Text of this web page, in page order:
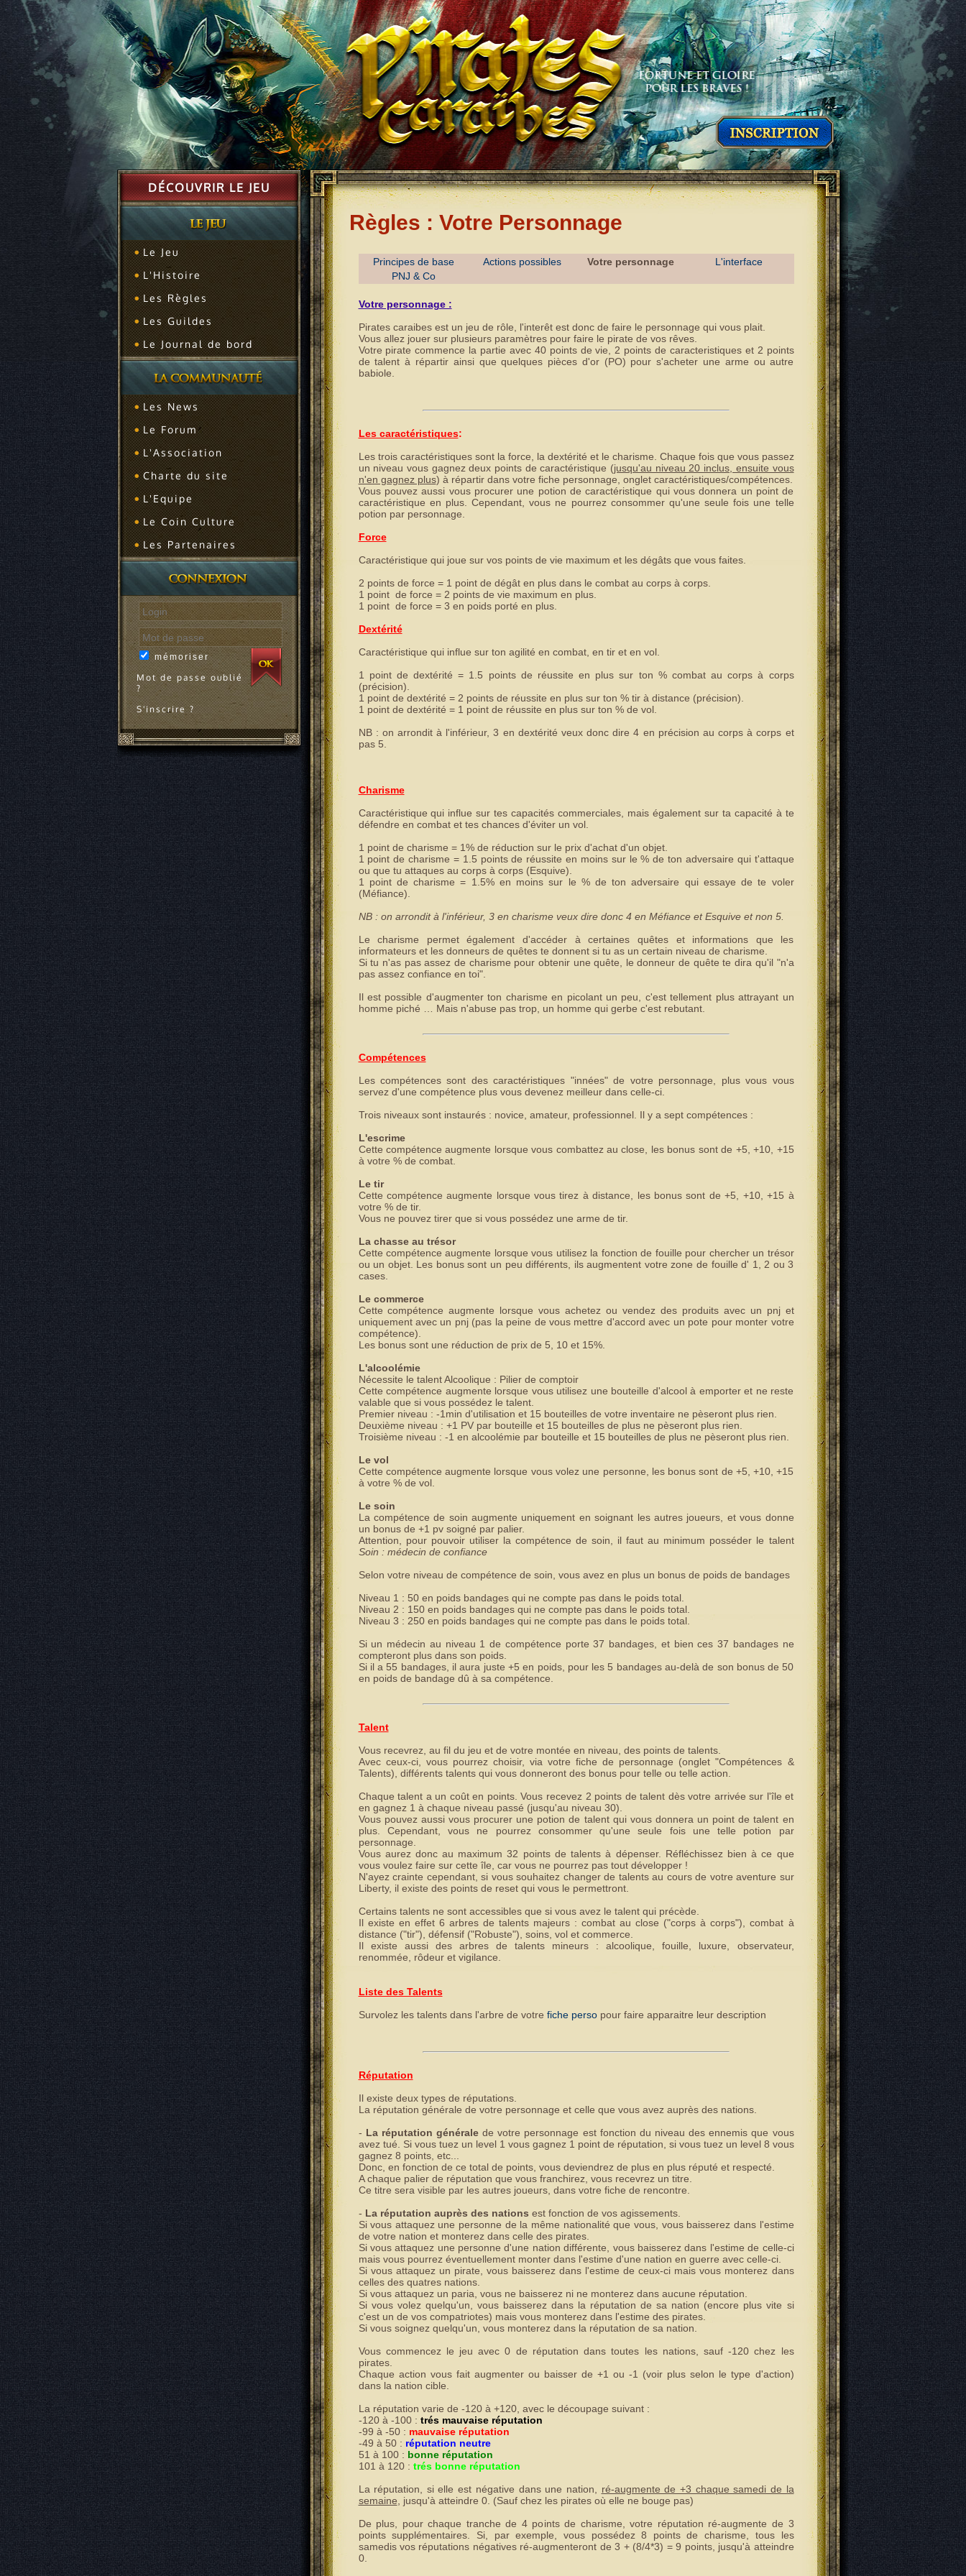
DÉCOUVRIR LE JEU
Le Jeu
L'Histoire
Les Règles
Les Guildes
Le Journal de bord
Les News
Le Forum
L'Association
Charte du site
L'Equipe
Le Coin Culture
Les Partenaires
mémoriser
Mot de passe oublié
?
S'inscrire ?
Règles : Votre Personnage
Principes de base Actions possibles Votre personnage
L'interface
PNJ & Co
Votre personnage :
Pirates caraibes est un jeu de rôle, l'interêt est donc de faire le personnage qui vous plait.
Vous allez jouer sur plusieurs paramètres pour faire le pirate de vos rêves.
Votre pirate commence la partie avec 40 points de vie, 2 points de caracteristiques et 2 points
de talent à répartir ainsi que quelques pièces d'or (PO) pour s'acheter une arme ou autre
babiole.
Les caractéristiques:
Les trois caractéristiques sont la force, la dextérité et le charisme. Chaque fois que vous passez
un niveau vous gagnez deux points de caractéristique (jusqu'au niveau 20 inclus, ensuite vous
n'en gagnez plus) à répartir dans votre fiche personnage, onglet caractéristiques/compétences.
Vous pouvez aussi vous procurer une potion de caractéristique qui vous donnera un point de
caractéristique en plus. Cependant, vous ne pourrez consommer qu'une seule fois une telle
potion par personnage.
Force
Caractéristique qui joue sur vos points de vie maximum et les dégâts que vous faites.
2 points de force = 1 point de dégât en plus dans le combat au corps à corps.
1 point de force = 2 points de vie maximum en plus.
1 point de force = 3 en poids porté en plus.
Dextérité
Caractéristique qui influe sur ton agilité en combat, en tir et en vol.
1 point de dextérité = 1.5 points de réussite en plus sur ton % combat au corps à corps
(précision).
1 point de dextérité = 2 points de réussite en plus sur ton % tir à distance (précision).
1 point de dextérité = 1 point de réussite en plus sur ton % de vol.
NB : on arrondit à l'inférieur, 3 en dextérité veux donc dire 4 en précision au corps à corps et
pas 5.
Charisme
Caractéristique qui influe sur tes capacités commerciales, mais également sur ta capacité à te
défendre en combat et tes chances d'éviter un vol.
1 point de charisme = 1% de réduction sur le prix d'achat d'un objet.
1 point de charisme = 1.5 points de réussite en moins sur le % de ton adversaire qui t'attaque
ou que tu attaques au corps à corps (Esquive).
1 point de charisme = 1.5% en moins sur le % de ton adversaire qui essaye de te voler
(Méfiance).
NB : on arrondit à l'inférieur, 3 en charisme veux dire donc 4 en Méfiance et Esquive et non 5.
Le charisme permet également d'accéder à certaines quêtes et informations que les
informateurs et les donneurs de quêtes te donnent si tu as un certain niveau de charisme.
Si tu n'as pas assez de charisme pour obtenir une quête, le donneur de quête te dira qu'il "n'a
pas assez confiance en toi".
Il est possible d'augmenter ton charisme en picolant un peu, c'est tellement plus attrayant un
homme piché … Mais n'abuse pas trop, un homme qui gerbe c'est rebutant.
Compétences
Les compétences sont des caractéristiques "innées" de votre personnage, plus vous vous
servez d'une compétence plus vous devenez meilleur dans celle-ci.
Trois niveaux sont instaurés : novice, amateur, professionnel. Il y a sept compétences :
L'escrime
Cette compétence augmente lorsque vous combattez au close, les bonus sont de +5, +10, +15
à votre % de combat.
Le tir
Cette compétence augmente lorsque vous tirez à distance, les bonus sont de +5, +10, +15 à
votre % de tir.
Vous ne pouvez tirer que si vous possédez une arme de tir.
La chasse au trésor
Cette compétence augmente lorsque vous utilisez la fonction de fouille pour chercher un trésor
ou un objet. Les bonus sont un peu différents, ils augmentent votre zone de fouille d' 1, 2 ou 3
cases.
Le commerce
Cette compétence augmente lorsque vous achetez ou vendez des produits avec un pnj et
uniquement avec un pnj (pas la peine de vous mettre d'accord avec un pote pour monter votre
compétence).
Les bonus sont une réduction de prix de 5, 10 et 15%.
L'alcoolémie
Nécessite le talent Alcoolique : Pilier de comptoir
Cette compétence augmente lorsque vous utilisez une bouteille d'alcool à emporter et ne reste
valable que si vous possédez le talent.
Premier niveau : -1min d'utilisation et 15 bouteilles de votre inventaire ne pèseront plus rien.
Deuxième niveau : +1 PV par bouteille et 15 bouteilles de plus ne pèseront plus rien.
Troisième niveau : -1 en alcoolémie par bouteille et 15 bouteilles de plus ne pèseront plus rien.
Le vol
Cette compétence augmente lorsque vous volez une personne, les bonus sont de +5, +10, +15
à votre % de vol.
Le soin
La compétence de soin augmente uniquement en soignant les autres joueurs, et vous donne
un bonus de +1 pv soigné par palier.
Attention, pour pouvoir utiliser la compétence de soin, il faut au minimum posséder le talent
Soin : médecin de confiance
Selon votre niveau de compétence de soin, vous avez en plus un bonus de poids de bandages
Niveau 1 : 50 en poids bandages qui ne compte pas dans le poids total.
Niveau 2 : 150 en poids bandages qui ne compte pas dans le poids total.
Niveau 3 : 250 en poids bandages qui ne compte pas dans le poids total.
Si un médecin au niveau 1 de compétence porte 37 bandages, et bien ces 37 bandages ne
compteront plus dans son poids.
Si il a 55 bandages, il aura juste +5 en poids, pour les 5 bandages au-delà de son bonus de 50
en poids de bandage dû à sa compétence.
Talent
Vous recevrez, au fil du jeu et de votre montée en niveau, des points de talents.
Avec ceux-ci, vous pourrez choisir, via votre fiche de personnage (onglet "Compétences &
Talents), différents talents qui vous donneront des bonus pour telle ou telle action.
Chaque talent a un coût en points. Vous recevez 2 points de talent dès votre arrivée sur l'île et
en gagnez 1 à chaque niveau passé (jusqu'au niveau 30).
Vous pouvez aussi vous procurer une potion de talent qui vous donnera un point de talent en
plus. Cependant, vous ne pourrez consommer qu'une seule fois une telle potion par
personnage.
Vous aurez donc au maximum 32 points de talents à dépenser. Réfléchissez bien à ce que
vous voulez faire sur cette île, car vous ne pourrez pas tout développer !
N'ayez crainte cependant, si vous souhaitez changer de talents au cours de votre aventure sur
Liberty, il existe des points de reset qui vous le permettront.
Certains talents ne sont accessibles que si vous avez le talent qui précède.
Il existe en effet 6 arbres de talents majeurs : combat au close ("corps à corps"), combat à
distance ("tir"), défensif ("Robuste"), soins, vol et commerce.
Il existe aussi des arbres de talents mineurs : alcoolique, fouille, luxure, observateur,
renommée, rôdeur et vigilance.
Liste des Talents
Survolez les talents dans l'arbre de votre fiche persopour faire apparaitre leur description
Réputation
Il existe deux types de réputations.
La réputation générale de votre personnage et celle que vous avez auprès des nations.
- La réputation généralede votre personnage est fonction du niveau des ennemis que vous
avez tué. Si vous tuez un level 1 vous gagnez 1 point de réputation, si vous tuez un level 8 vous
gagnez 8 points, etc...
Donc, en fonction de ce total de points, vous deviendrez de plus en plus réputé et respecté.
A chaque palier de réputation que vous franchirez, vous recevrez un titre.
Ce titre sera visible par les autres joueurs, dans votre fiche de rencontre.
- La réputation auprès des nations est fonction de vos agissements.
Si vous attaquez une personne de la même nationalité que vous, vous baisserez dans l'estime
de votre nation et monterez dans celle des pirates.
Si vous attaquez une personne d'une nation différente, vous baisserez dans l'estime de celle-ci
mais vous pourrez éventuellement monter dans l'estime d'une nation en guerre avec celle-ci.
Si vous attaquez un pirate, vous baisserez dans l'estime de ceux-ci mais vous monterez dans
celles des quatres nations.
Si vous attaquez un paria, vous ne baisserez ni ne monterez dans aucune réputation.
Si vous volez quelqu'un, vous baisserez dans la réputation de sa nation (encore plus vite si
c'est un de vos compatriotes) mais vous monterez dans l'estime des pirates.
Si vous soignez quelqu'un, vous monterez dans la réputation de sa nation.
Vous commencez le jeu avec 0 de réputation dans toutes les nations, sauf -120 chez les
pirates.
Chaque action vous fait augmenter ou baisser de +1 ou -1 (voir plus selon le type d'action)
dans la nation cible.
La réputation varie de -120 à +120, avec le découpage suivant :
-120 à -100 : trés mauvaise réputation
-99 à -50 : mauvaise réputation
-49 à 50 : réputation neutre
51 à 100 : bonne réputation
101 à 120 : trés bonne réputation
La réputation, si elle est négative dans une nation, ré-augmente de +3 chaque samedi de la
semaine , jusqu'à atteindre 0. (Sauf chez les pirates où elle ne bouge pas)
De plus, pour chaque tranche de 4 points de charisme, votre réputation ré-augmente de 3
points supplémentaires. Si, par exemple, vous possédez 8 points de charisme, tous les
samedis vos réputations négatives ré-augmenteront de 3 + (8/4*3) = 9 points, jusqu'à atteindre
0.